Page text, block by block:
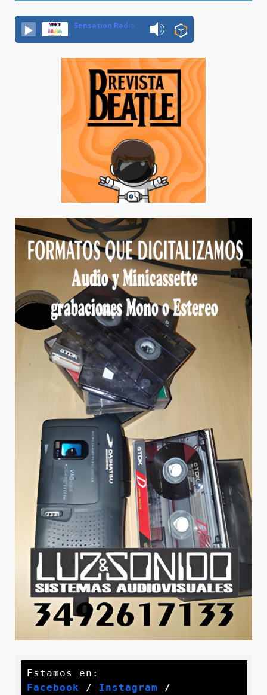
Sensation Radio 107.5 Neuquen
Facebook / Instagram /